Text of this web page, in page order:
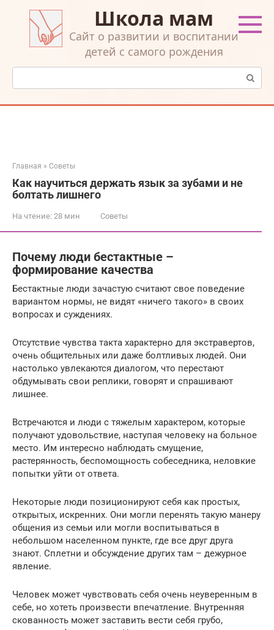
контенту
Школа мам
Cайт о развитии и воспитании
детей с самого рождения
Поиск:
Главная » Советы
Как научиться держать язык за зубами и не
болтать лишнего
На чтение: 28 мин Советы
Почему люди бестактные –
формирование качества
Бестактные люди зачастую считают свое поведение
вариантом нормы, не видят «ничего такого» в своих
вопросах и суждениях.
Отсутствие чувства такта характерно для экстравертов,
очень общительных или даже болтливых людей. Они
настолько увлекаются диалогом, что перестают
обдумывать свои реплики, говорят и спрашивают
лишнее.
Встречаются и люди с тяжелым характером, которые
получают удовольствие, наступая человеку на больное
место. Им интересно наблюдать смущение,
растерянность, беспомощность собеседника, неловкие
попытки уйти от ответа.
Некоторые люди позиционируют себя как простых,
открытых, искренних. Они могли перенять такую манеру
общения из семьи или могли воспитываться в
небольшом населенном пункте, где все друг друга
знают. Сплетни и обсуждение других там – дежурное
явление.
Человек может чувствовать себя очень неуверенным в
себе, но хотеть произвести впечатление. Внутренняя
скованность может заставить вести себя грубо,